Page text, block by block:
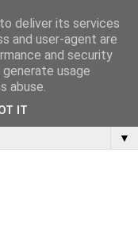
▼
deliver its services
and user-agent are
and security
usage
abuse.
IT